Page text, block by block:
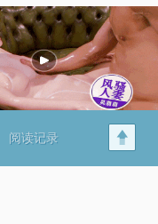
阅读记录